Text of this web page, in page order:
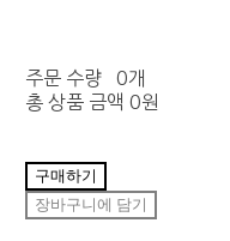
주문 수량
0개
총 상품 금액 0원
구매하기
장바구니에 담기